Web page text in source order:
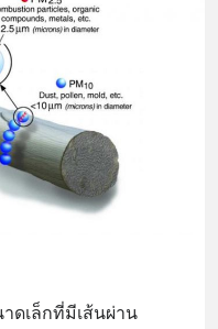
ดเล็กที่มีเส้นผ่าน